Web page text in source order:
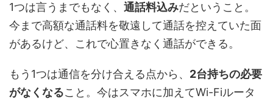
1つは言うまでもなく、 通話料込みだということ。
今まで高額な通話料を敬遠して通話を控えていた面
があるけど、これで心置きなく通話ができる。
もう1つは通信を分け合える点から、 2台持ちの必要
がなくなること。今はスマホに加えてWi-Fiルータ